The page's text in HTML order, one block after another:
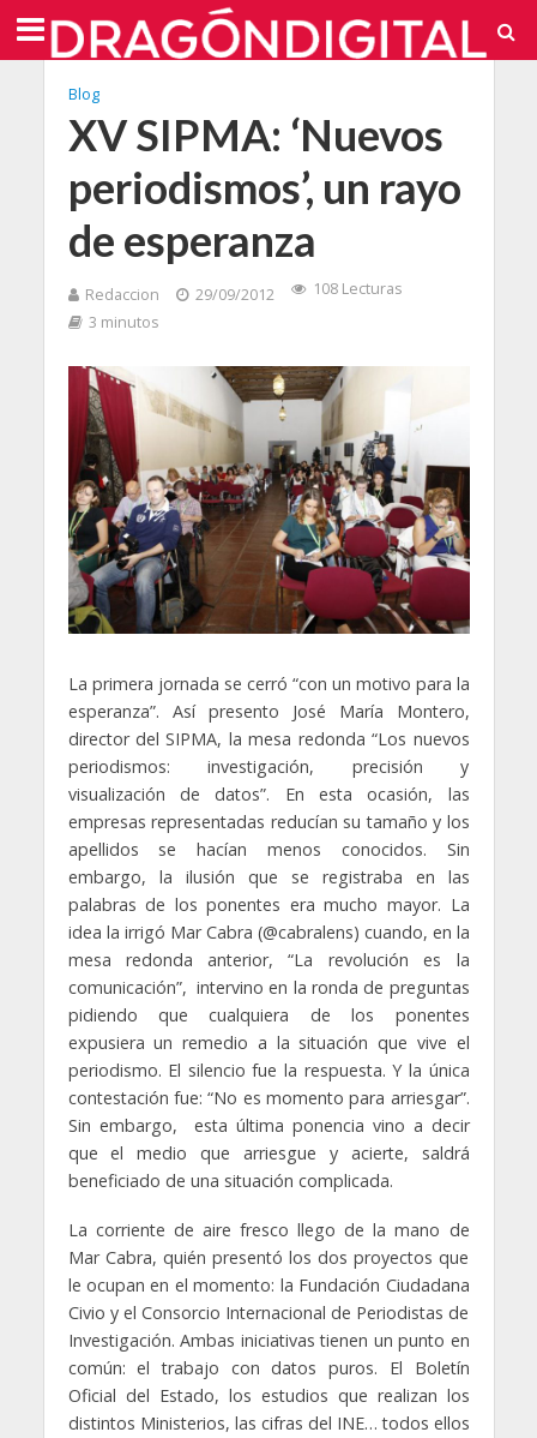
Blog
XV SIPMA: ‘Nuevos
periodismos’, un rayo
de esperanza
Redaccion 29/09/2012
108 Lecturas
3 minutos
La primera jornada se cerró “con un motivo para la
esperanza”. Así presento José María Montero,
director del SIPMA, la mesa redonda “Los nuevos
periodismos: investigación, precisión y
visualización de datos”. En esta ocasión, las
empresas representadas reducían su tamaño y los
apellidos se hacían menos conocidos. Sin
embargo, la ilusión que se registraba en las
palabras de los ponentes era mucho mayor. La
idea la irrigó Mar Cabra (@cabralens) cuando, en la
mesa redonda anterior, “La revolución es la
comunicación”, intervino en la ronda de preguntas
pidiendo que cualquiera de los ponentes
expusiera un remedio a la situación que vive el
periodismo. El silencio fue la respuesta. Y la única
contestación fue: “No es momento para arriesgar”.
Sin embargo, esta última ponencia vino a decir
que el medio que arriesgue y acierte, saldrá
beneficiado de una situación complicada.
La corriente de aire fresco llego de la mano de
Mar Cabra, quién presentó los dos proyectos que
le ocupan en el momento: la Fundación Ciudadana
Civio y el Consorcio Internacional de Periodistas de
Investigación. Ambas iniciativas tienen un punto en
común: el trabajo con datos puros. El Boletín
Oficial del Estado, los estudios que realizan los
distintos Ministerios, las cifras del INE… todos ellos